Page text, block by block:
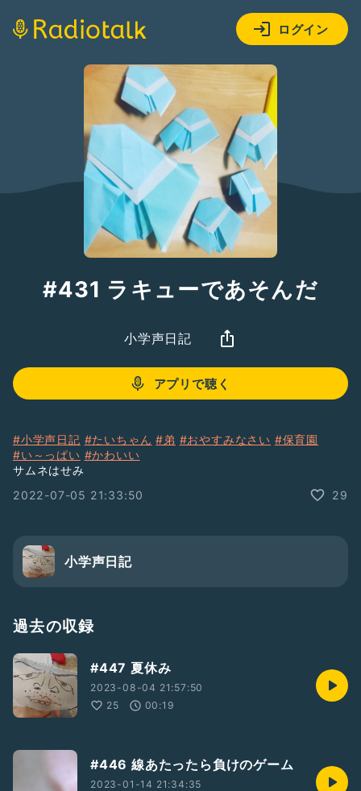
ログイン
#431 ラキューであそんだ
小学声日記
アプリで聴く
#小学声日記 #たいちゃん #弟 #おやすみなさい #保育園
#い～っぱい #かわいい
サムネはせみ
2022-07-05 21:33:50
29
小学声日記
過去の収録
#447 夏休み
2023-08-04 21:57:50
25
00:19
#446 線あたったら負けのゲーム
2023-01-14 21:34:35